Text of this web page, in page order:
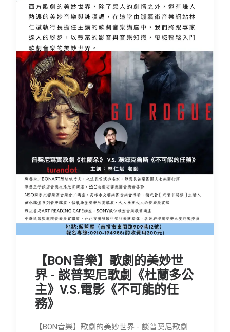
【BON音樂】歌劇的美妙世
界 - 談普契尼歌劇《杜蘭多公
主》V.S.電影《不可能的任
務》
【BON音樂】歌劇的美妙世界 - 談普契尼歌劇